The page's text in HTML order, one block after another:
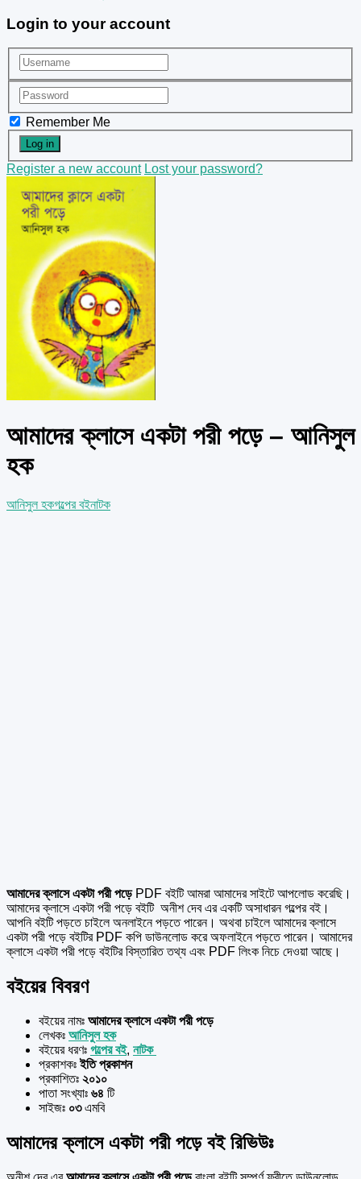
Login to your account
Remember Me
Register a new account Lost your password?
আমাদের ক্লাসে একটা পরী পড়ে – আনিসুল
হক
আনিসুল হকগল্পের বইনাটক
আমাদের ক্লাসে একটা পরী পড়েPDF বইটি আমরা আমাদের সাইটে আপলোড করেছি।
আমাদের ক্লাসে একটা পরী পড়ে বইটি অনীশ দেব এর একটি অসাধারন গল্পের বই।
আপনি বইটি পড়তে চাইলে অনলাইনে পড়তে পারেন। অথবা চাইলে আমাদের ক্লাসে
একটা পরী পড়ে বইটির PDF কপি ডাউনলোড করে অফলাইনে পড়তে পারেন। আমাদের
ক্লাসে একটা পরী পড়ে বইটির বিস্তারিত তথ্য এবং PDF লিংক নিচে দেওয়া আছে।
বইয়ের বিবরণ
বইয়ের নামঃ আমাদের ক্লাসে একটা পরী পড়ে
লেখকঃ আনিসুল হক
বইয়ের ধরণঃ গল্পের বই, নাটক
প্রকাশকঃইতি প্রকাশন
প্রকাশিতঃ ২০১০
পাতা সংখ্যাঃ ৬৪ টি
সাইজঃ ০৩এমবি
আমাদের ক্লাসে একটা পরী পড়ে বই রিভিউঃ